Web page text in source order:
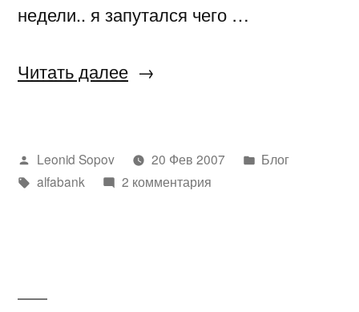
недели.. я запутался чего …
Читать далее«Операция»
Написано
автором
Leonid Sopov 20 Фев 2007
Написано
Блог
Метки:
alfabank 2 комментария